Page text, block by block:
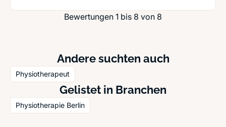
Bewertungen 1 bis 8 von 8
Andere suchten auch
Physiotherapeut
Gelistet in Branchen
Physiotherapie Berlin